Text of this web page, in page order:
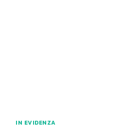
IN EVIDENZA